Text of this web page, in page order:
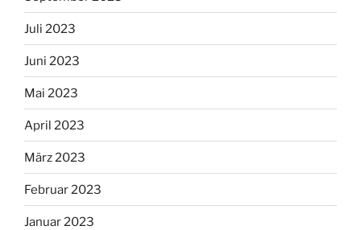
Juli 2023
Juni 2023
Mai 2023
April 2023
März 2023
Februar 2023
Januar 2023